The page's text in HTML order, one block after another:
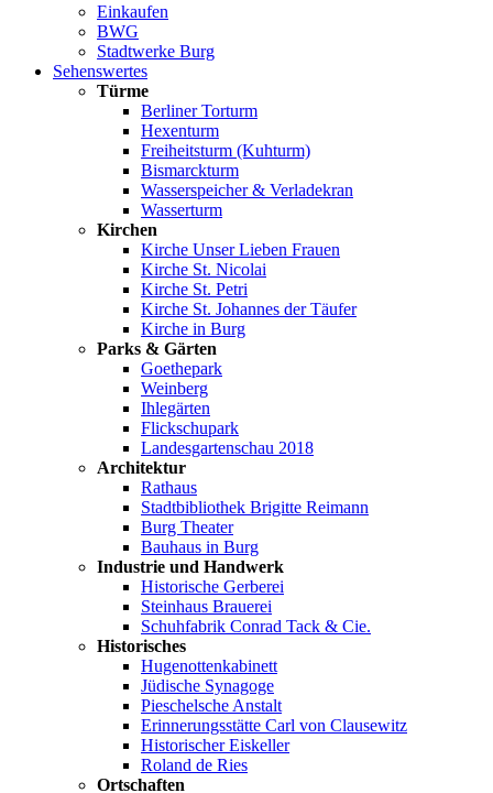
Einkaufen
BWG
Stadtwerke Burg
Sehenswertes
Türme
Berliner Torturm
Hexenturm
Freiheitsturm (Kuhturm)
Bismarckturm
Wasserspeicher & Verladekran
Wasserturm
Kirchen
Kirche Unser Lieben Frauen
Kirche St. Nicolai
Kirche St. Petri
Kirche St. Johannes der Täufer
Kirche in Burg
Parks & Gärten
Goethepark
Weinberg
Ihlegärten
Flickschupark
Landesgartenschau 2018
Architektur
Rathaus
Stadtbibliothek Brigitte Reimann
Burg Theater
Bauhaus in Burg
Industrie und Handwerk
Historische Gerberei
Steinhaus Brauerei
Schuhfabrik Conrad Tack & Cie.
Historisches
Hugenottenkabinett
Jüdische Synagoge
Pieschelsche Anstalt
Erinnerungsstätte Carl von Clausewitz
Historischer Eiskeller
Roland de Ries
Ortschaften